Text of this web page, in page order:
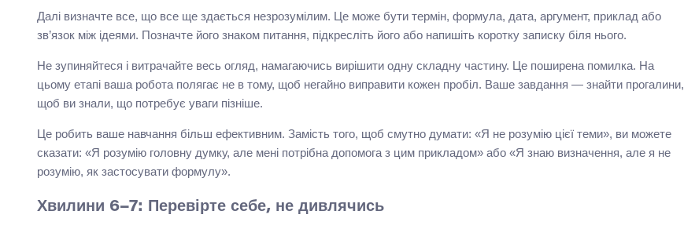
Далі визначте все, що все ще здається незрозумілим. Це може бути термін, формула, дата, аргумент, приклад або
зв’язок між ідеями. Позначте його знаком питання, підкресліть його або напишіть коротку записку біля нього.
Не зупиняйтеся і витрачайте весь огляд, намагаючись вирішити одну складну частину. Це поширена помилка. На
цьому етапі ваша робота полягає не в тому, щоб негайно виправити кожен пробіл. Ваше завдання — знайти прогалини,
щоб ви знали, що потребує уваги пізніше.
Це робить ваше навчання більш ефективним. Замість того, щоб смутно думати: «Я не розумію цієї теми», ви можете
сказати: «Я розумію головну думку, але мені потрібна допомога з цим прикладом» або «Я знаю визначення, але я не
розумію, як застосувати формулу».
Хвилини 6–7: Перевірте себе, не дивлячись